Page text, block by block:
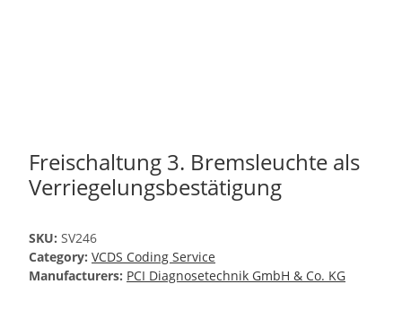
Freischaltung 3. Bremsleuchte als
Verriegelungsbestätigung
SKU: SV246
Category: VCDS Coding Service
Manufacturers: PCI Diagnosetechnik GmbH & Co. KG